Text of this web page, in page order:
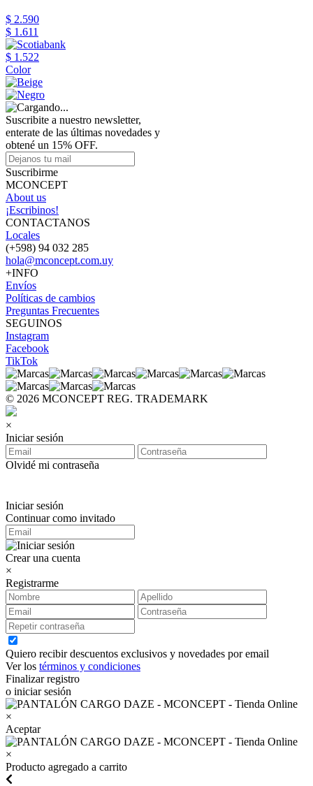
$ 2.590
$ 1.611
$ 1.522
Color
Suscribite a nuestro newsletter,
enterate de las últimas novedades y
obtené un 15% OFF.
Suscribirme
MCONCEPT
About us
¡Escribinos!
CONTACTANOS
Locales
(+598) 94 032 285
hola@mconcept.com.uy
+INFO
Envíos
Políticas de cambios
Preguntas Frecuentes
SEGUINOS
Instagram
Facebook
TikTok
© 2026 MCONCEPT REG. TRADEMARK
×
Iniciar sesión
Olvidé mi contraseña
Iniciar sesión
Continuar como invitado
Crear una cuenta
×
Registrarme
Quiero recibir descuentos exclusivos y novedades por email
Ver los términos y condiciones
Finalizar registro
o iniciar sesión
×
Aceptar
×
Producto agregado a carrito